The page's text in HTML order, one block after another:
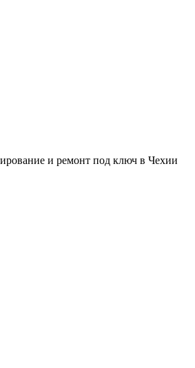
и ремонт под ключ в Чехии